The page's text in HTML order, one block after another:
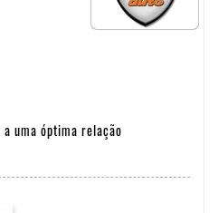
uma óptima relação